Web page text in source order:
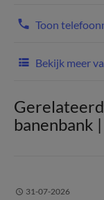
Toon
Bekijk meer
banenbank
31-07-2026